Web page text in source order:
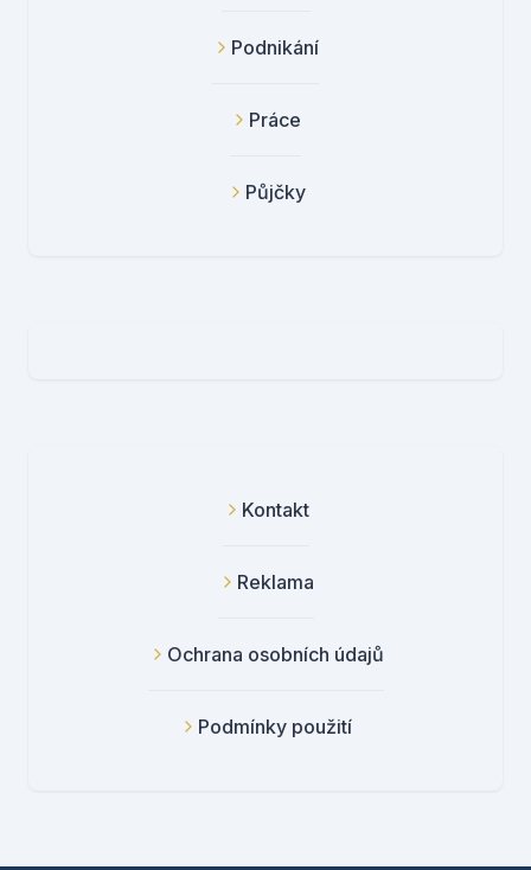
Podnikání
Práce
Půjčky
Kontakt
Reklama
Ochrana osobních údajů
Podmínky použití